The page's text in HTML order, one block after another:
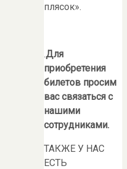
плясок».
.Для
приобретения
билетов просим
вас связаться с
нашими
сотрудниками.
ТАКЖЕ У НАС
ЕСТЬ